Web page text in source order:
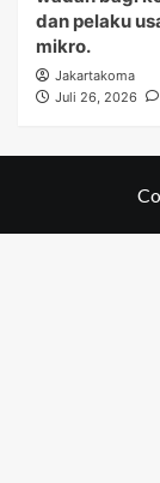
dan pelaku
mikro.
Jakartakoma
Juli 26, 2026